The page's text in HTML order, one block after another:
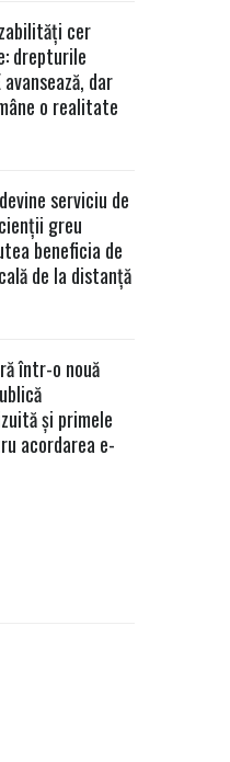
cer
drepturile
dar
o realitate
serviciu de
greu
beneficia de
de la distanță
într-o nouă
și primele
acordarea e-